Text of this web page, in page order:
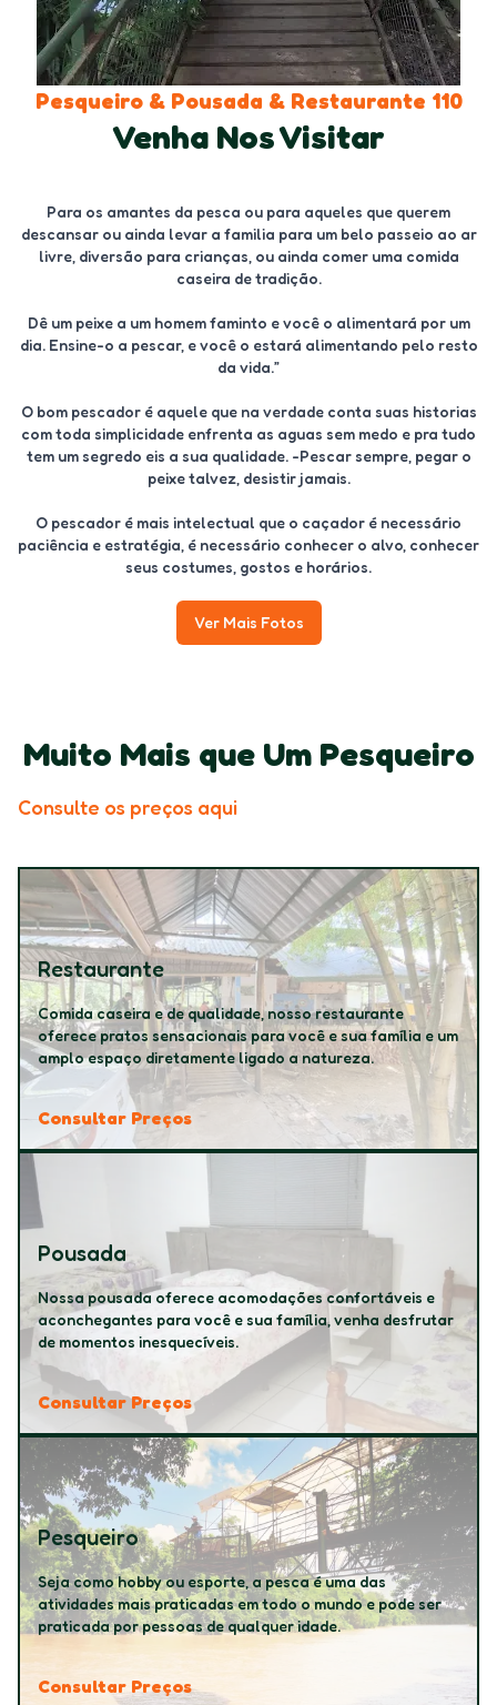
Pesqueiro & Pousada & Restaurante 110
Venha Nos Visitar
Para os amantes da pesca ou para aqueles que querem
descansar ou ainda levar a familia para um belo passeio ao ar
livre, diversão para crianças, ou ainda comer uma comida
caseira de tradição.
Dê um peixe a um homem faminto e você o alimentará por um
dia. Ensine-o a pescar, e você o estará alimentando pelo resto
da vida.”
O bom pescador é aquele que na verdade conta suas historias
com toda simplicidade enfrenta as aguas sem medo e pra tudo
tem um segredo eis a sua qualidade. -Pescar sempre, pegar o
peixe talvez, desistir jamais.
O pescador é mais intelectual que o caçador é necessário
paciência e estratégia, é necessário conhecer o alvo, conhecer
seus costumes, gostos e horários.
Ver Mais Fotos
Muito Mais que Um Pesqueiro
Consulte os preços aqui
Restaurante
Comida caseira e de qualidade, nosso restaurante
oferece pratos sensacionais para você e sua família e um
amplo espaço diretamente ligado a natureza.
Consultar Preços
Pousada
Nossa pousada oferece acomodações confortáveis e
aconchegantes para você e sua família, venha desfrutar
de momentos inesquecíveis.
Consultar Preços
Pesqueiro
Seja como hobby ou esporte, a pesca é uma das
atividades mais praticadas em todo o mundo e pode ser
praticada por pessoas de qualquer idade.
Consultar Preços